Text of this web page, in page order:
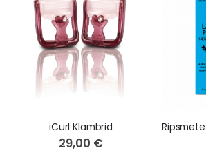
iCurl Klambrid
29,00 €